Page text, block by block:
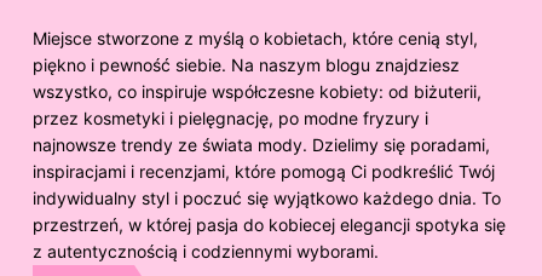
Miejsce stworzone z myślą o kobietach, które cenią styl,
piękno i pewność siebie. Na naszym blogu znajdziesz
wszystko, co inspiruje współczesne kobiety: od biżuterii,
przez kosmetyki i pielęgnację, po modne fryzury i
najnowsze trendy ze świata mody. Dzielimy się poradami,
inspiracjami i recenzjami, które pomogą Ci podkreślić Twój
indywidualny styl i poczuć się wyjątkowo każdego dnia. To
przestrzeń, w której pasja do kobiecej elegancji spotyka się
z autentycznością i codziennymi wyborami.